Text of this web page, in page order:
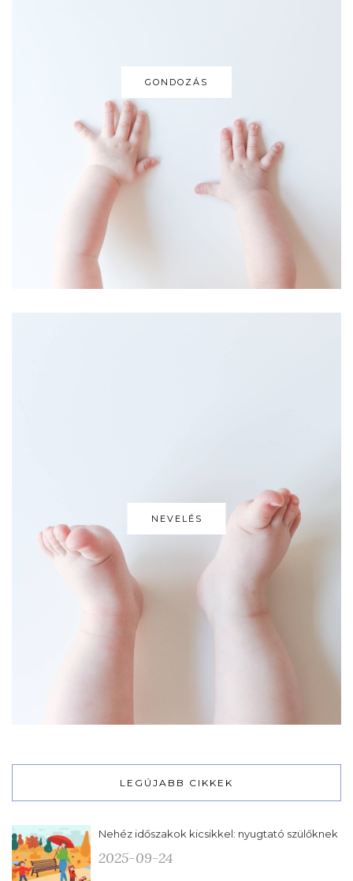
GONDOZÁS
NEVELÉS
LEGÚJABB CIKKEK
Nehéz időszakok kicsikkel: nyugtató szülőknek
2025-09-24